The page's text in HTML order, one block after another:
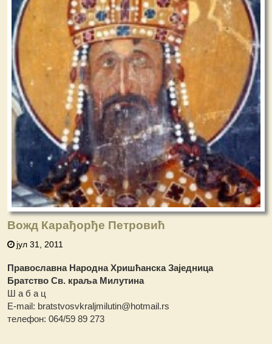
Вожд Карађорђе Петровић
јул 31, 2011
Православна Народна Хришћанска Заједница
Братство Св. краља Милутина
Ш а б а ц
Е-mail: bratstvosvkraljmilutin@hotmail.rs
телефон: 064/59 89 273